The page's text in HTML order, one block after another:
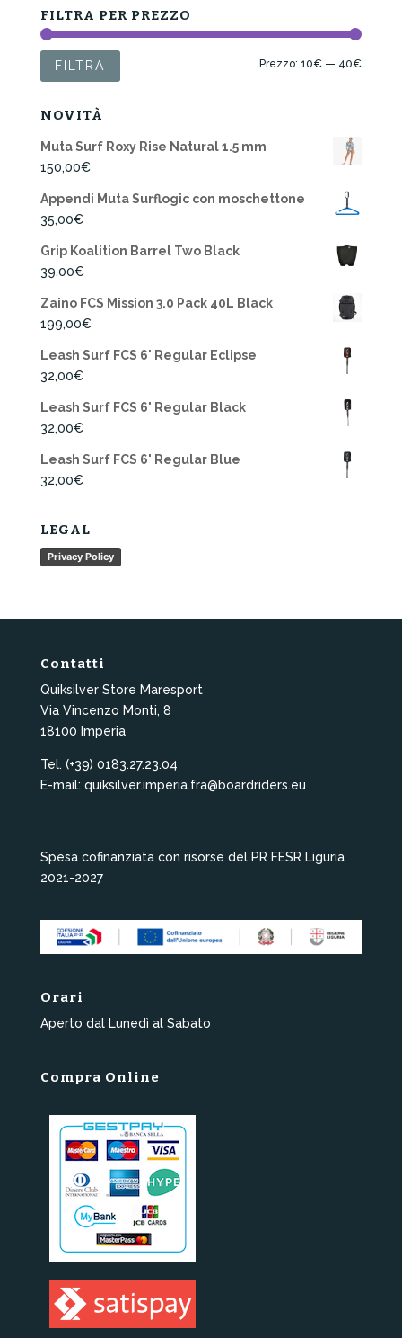
FILTRA PER PREZZO
FILTRA Prezzo:10€ — 40€
NOVITÀ
Muta Surf Roxy Rise Natural 1.5 mm
150,00€
Appendi Muta Surflogic con moschettone
35,00€
Grip Koalition Barrel Two Black
39,00€
Zaino FCS Mission 3.0 Pack 40L Black
199,00€
Leash Surf FCS 6' Regular Eclipse
32,00€
Leash Surf FCS 6' Regular Black
32,00€
Leash Surf FCS 6' Regular Blue
32,00€
LEGAL
Privacy Policy
Contatti
Quiksilver Store Maresport
Via Vincenzo Monti, 8
18100 Imperia
Tel. (+39) 0183.27.23.04
E-mail: quiksilver.imperia.fra@boardriders.eu
Spesa cofinanziata con risorse del PR FESR Liguria
2021-2027
Orari
Aperto dal Lunedì al Sabato
Compra Online